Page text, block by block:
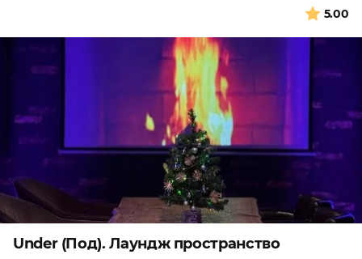
5.00
Under (Под). Лаундж пространство